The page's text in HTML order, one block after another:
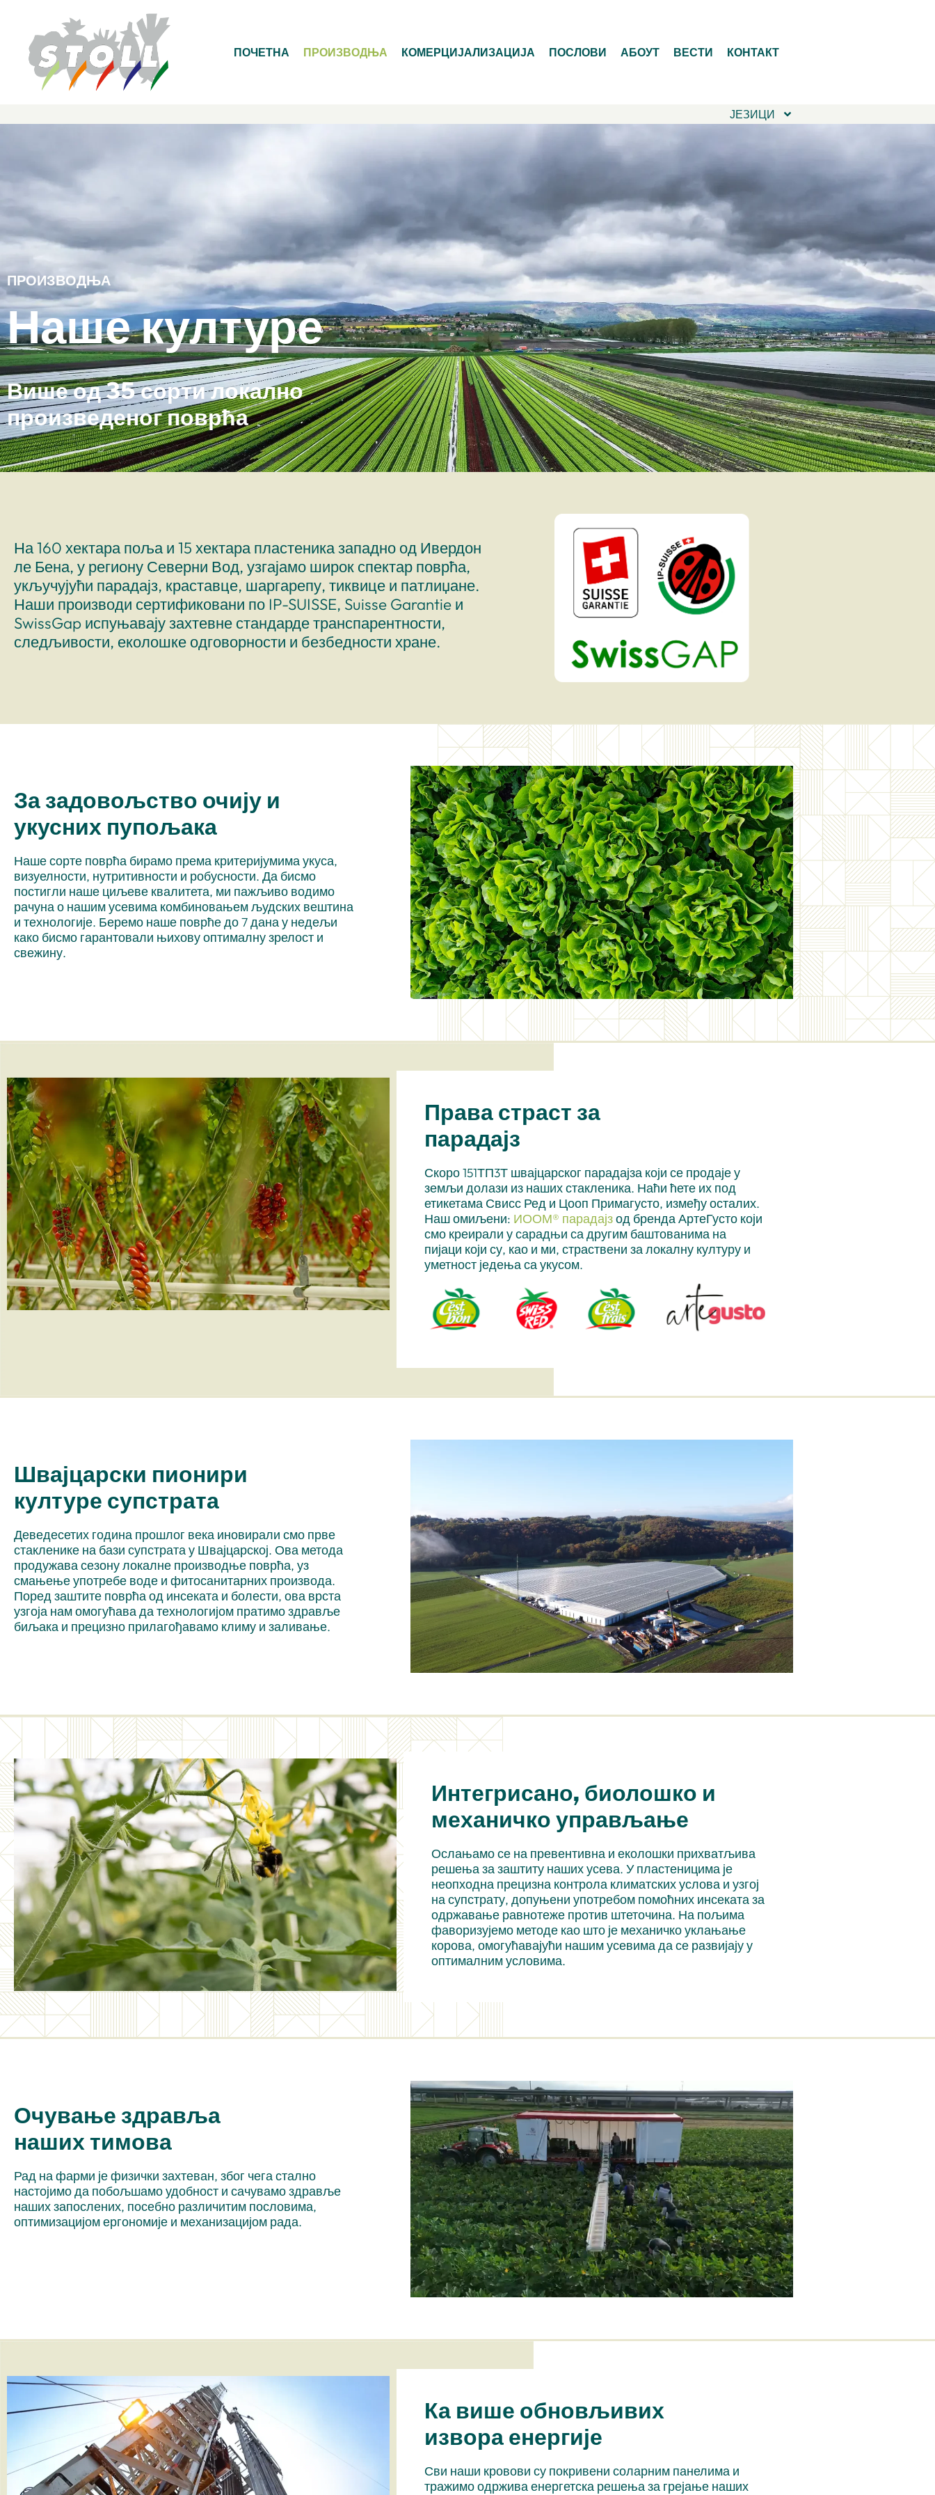
ПОЧЕТНА ПРОИЗВОДЊА КОМЕРЦИЈАЛИЗАЦИЈА ПОСЛОВИ АБОУТ ВЕСТИ КОНТАКТ
ЈЕЗИЦИ
ПРОИЗВОДЊА
Наше културе
Више од 35 сорти локално
произведеног поврћа
На 160 хектара поља и 15 хектара пластеника западно од Ивердон
ле Бена, у региону Северни Вод, узгајамо широк спектар поврћа,
укључујући парадајз, краставце, шаргарепу, тиквице и патлиџане.
Наши производи сертификовани по IP-SUISSE, Suisse Garantie и
SwissGap испуњавају захтевне стандарде транспарентности,
следљивости, еколошке одговорности и безбедности хране.
За задовољство очију и
укусних пупољака
Наше сорте поврћа бирамо према критеријумима укуса,
визуелности, нутритивности и робусности. Да бисмо
постигли наше циљеве квалитета, ми пажљиво водимо
рачуна о нашим усевима комбиновањем људских вештина
и технологије. Беремо наше поврће до 7 дана у недељи
како бисмо гарантовали њихову оптималну зрелост и
свежину.
Права страст за
парадајз
Скоро 151ТП3Т швајцарског парадајза који се продаје у
земљи долази из наших стакленика. Наћи ћете их под
етикетама Свисс Ред и Цооп Примагусто, између осталих.
Наш омиљени: ИООМ® парадајзод бренда АртеГусто који
смо креирали у сарадњи са другим баштованима на
пијаци који су, као и ми, страствени за локалну културу и
уметност једења са укусом.
Швајцарски пионири
културе супстрата
Деведесетих година прошлог века иновирали смо прве
стакленике на бази супстрата у Швајцарској. Ова метода
продужава сезону локалне производње поврћа, уз
смањење употребе воде и фитосанитарних производа.
Поред заштите поврћа од инсеката и болести, ова врста
узгоја нам омогућава да технологијом пратимо здравље
биљака и прецизно прилагођавамо климу и заливање.
Интегрисано, биолошко и
механичко управљање
Ослањамо се на превентивна и еколошки прихватљива
решења за заштиту наших усева. У пластеницима је
неопходна прецизна контрола климатских услова и узгој
на супстрату, допуњени употребом помоћних инсеката за
одржавање равнотеже против штеточина. На пољима
фаворизујемо методе као што је механичко уклањање
корова, омогућавајући нашим усевима да се развијају у
оптималним условима.
Очување здравља
наших тимова
Рад на фарми је физички захтеван, због чега стално
настојимо да побољшамо удобност и сачувамо здравље
наших запослених, посебно различитим пословима,
оптимизацијом ергономије и механизацијом рада.
Ка више обновљивих
извора енергије
Сви наши кровови су покривени соларним панелима и
тражимо одржива енергетска решења за грејање наших